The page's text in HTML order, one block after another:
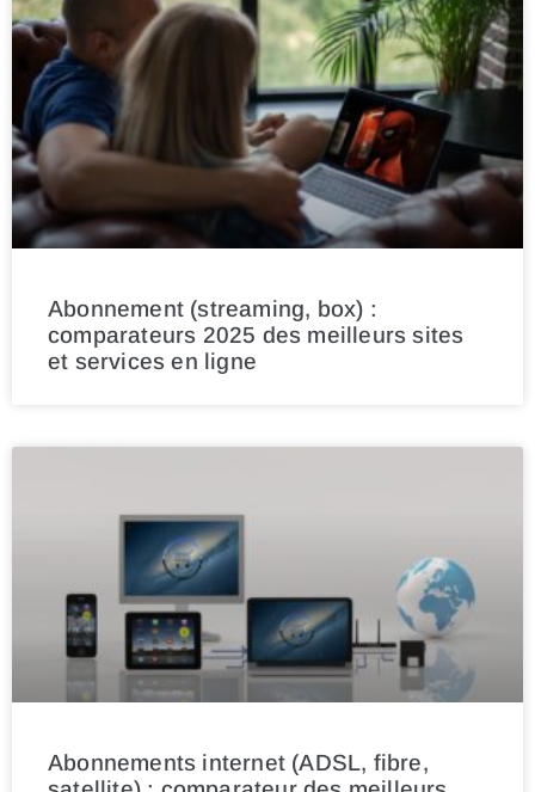
Abonnement (streaming, box) :
comparateurs 2025 des meilleurs sites
et services en ligne
Abonnements internet (ADSL, fibre,